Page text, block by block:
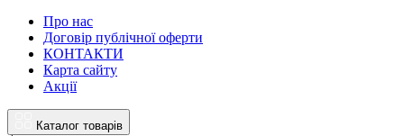
Про нас
Договір публічної оферти
КОНТАКТИ
Карта сайту
Акції
Каталог товарів